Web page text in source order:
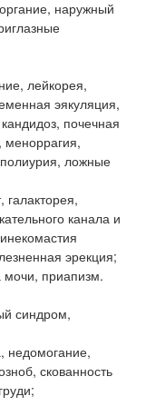
наружный
лейкорея,
эякуляция,
почечная
меноррагия,
ложные
канала и
эрекция;
приапизм.
синдром,
недомогание,
скованность